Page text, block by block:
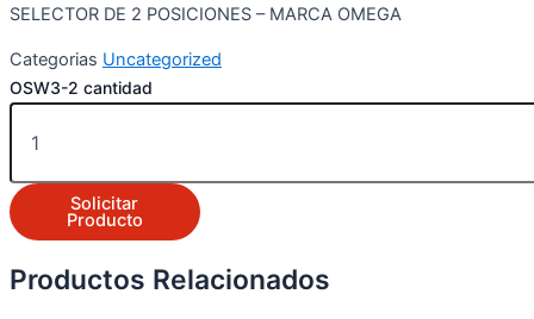
SELECTOR DE 2 POSICIONES – MARCA OMEGA
Categorias Uncategorized
OSW3-2 cantidad
Solicitar
Producto
Productos Relacionados